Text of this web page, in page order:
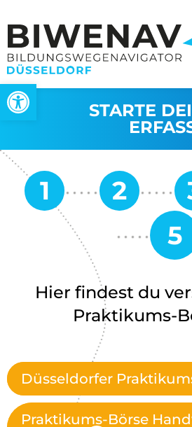
Open toolbar
STARTE
Hier findest du
Praktikums-
Düsseldorfer
Praktikums-Börse